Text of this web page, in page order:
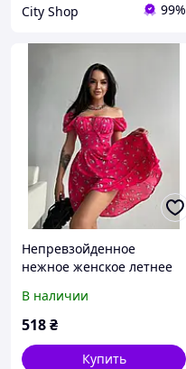
City Shop 99%
Непревзойденное
нежное женское летнее
из качественной софт
ткани с цветочным
В наличии
518₴
Купить